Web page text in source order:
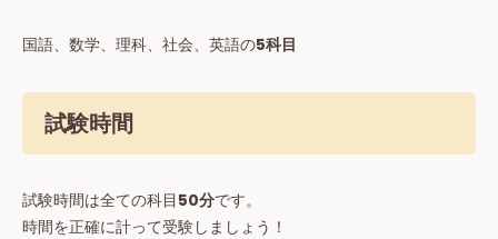
国語、数学、理科、社会、英語の5科目
試験時間
試験時間は全ての科目50分です。
時間を正確に計って受験しましょう！